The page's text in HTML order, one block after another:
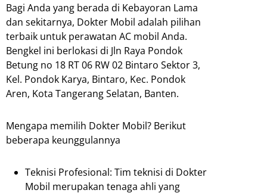
Bagi Anda yang berada di Kebayoran Lama
dan sekitarnya, Dokter Mobil adalah pilihan
terbaik untuk perawatan AC mobil Anda.
Bengkel ini berlokasi di Jln Raya Pondok
Betung no 18 RT 06 RW 02 Bintaro Sektor 3,
Kel. Pondok Karya, Bintaro, Kec. Pondok
Aren, Kota Tangerang Selatan, Banten.
Mengapa memilih Dokter Mobil? Berikut
beberapa keunggulannya
Teknisi Profesional: Tim teknisi di Dokter
Mobil merupakan tenaga ahli yang